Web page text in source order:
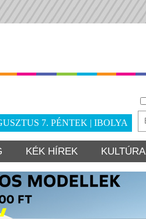
7. PÉNTEK | IBOLYA
KÉK HÍREK KULTÚRA